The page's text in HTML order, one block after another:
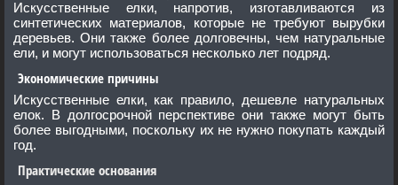
Искусственные елки, напротив, изготавливаются из
синтетических материалов, которые не требуют вырубки
деревьев. Они также более долговечны, чем натуральные
ели, и могут использоваться несколько лет подряд.
Экономические причины
Искусственные елки, как правило, дешевле натуральных
елок. В долгосрочной перспективе они также могут быть
более выгодными, поскольку их не нужно покупать каждый
год.
Практические основания